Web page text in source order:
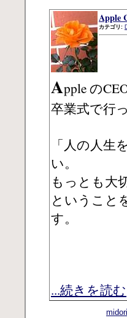
Apple
カテゴリ:
Apple の
卒業式で行
「人の人
い。
もっとも大
ということ
す。
...続きを読む